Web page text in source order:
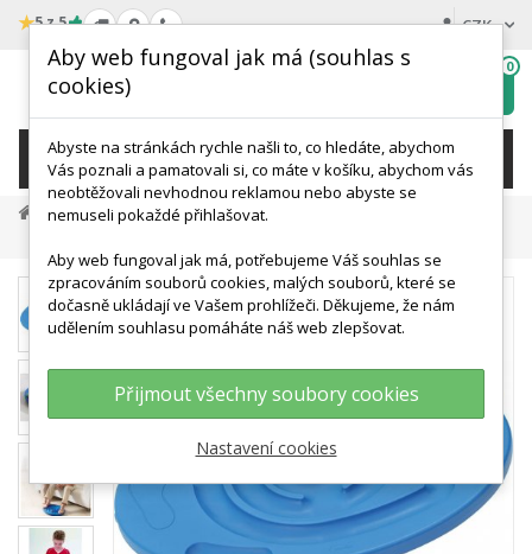
★5 z 5 CZK
wishlist
0
KATEGORIE
Terapie A Rehabilitace
Aby web fungoval jak má (souhlas s
cookies)
Abyste na stránkách rychle našli to, co hledáte, abychom
Vás poznali a pamatovali si, co máte v košíku, abychom vás
neobtěžovali nevhodnou reklamou nebo abyste se
nemuseli pokaždé přihlašovat.
Aby web fungoval jak má, potřebujeme Váš souhlas se
zpracováním souborů cookies, malých souborů, které se
dočasně ukládají ve Vašem prohlížeči. Děkujeme, že nám
udělením souhlasu pomáháte náš web zlepšovat.
Přijmout všechny soubory cookies
Nastavení cookies